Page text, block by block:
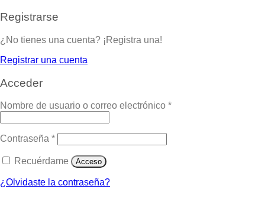
Registrarse
¿No tienes una cuenta? ¡Registra una!
Registrar una cuenta
Acceder
Nombre de usuario o correo electrónico *
Contraseña *
Recuérdame Acceso
¿Olvidaste la contraseña?